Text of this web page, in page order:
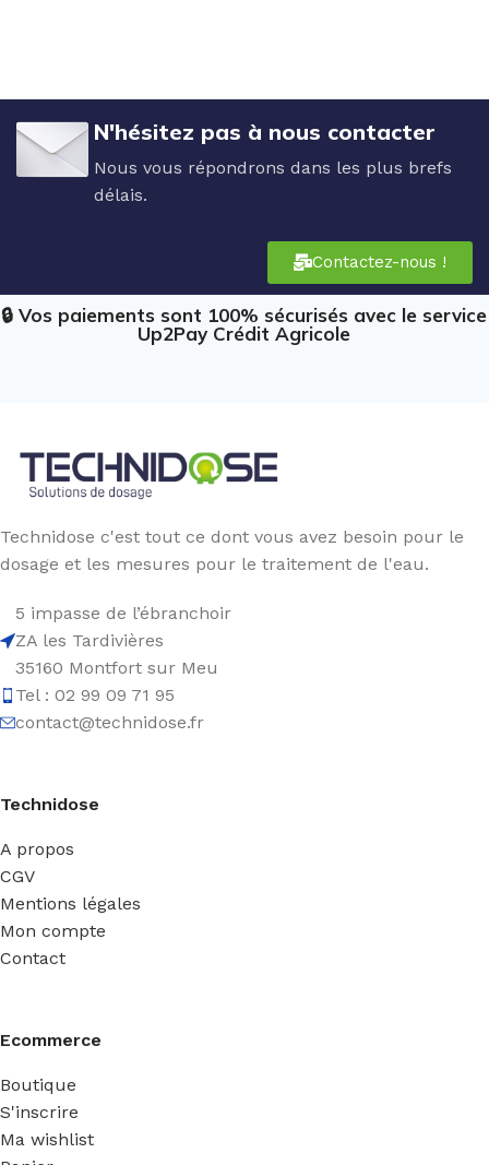
N'hésitez pas à nous contacter
Nous vous répondrons dans les plus brefs
délais.
Contactez-nous !
🔒 Vos paiements sont 100% sécurisés avec le service
Up2Pay Crédit Agricole
Technidose c'est tout ce dont vous avez besoin pour le
dosage et les mesures pour le traitement de l'eau.
5 impasse de l’ébranchoir
ZA les Tardivières
35160 Montfort sur Meu
Tel : 02 99 09 71 95
contact@technidose.fr
Technidose
A propos
CGV
Mentions légales
Mon compte
Contact
Ecommerce
Boutique
S'inscrire
Ma wishlist